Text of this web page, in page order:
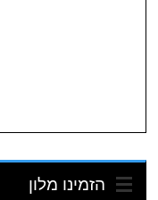
הזמינו מלון